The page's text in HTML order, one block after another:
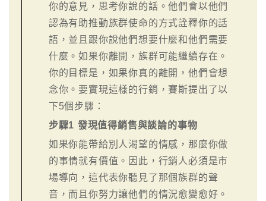
你的意見，思考你說的話。他們會以他們
認為有助推動族群使命的方式詮釋你的話
語，並且跟你說他們想要什麼和他們需要
什麼。如果你離開，族群可能繼續存在。
你的目標是，如果你真的離開，他們會想
念你。要實現這樣的行銷，賽斯提出了以
下5個步驟：
步驟1 發現值得銷售與談論的事物
如果你能帶給別人渴望的情感，那麼你做
的事情就有價值。因此，行銷人必須是市
場導向，這代表你聽見了那個族群的聲
音，而且你努力讓他們的情況愈變愈好。